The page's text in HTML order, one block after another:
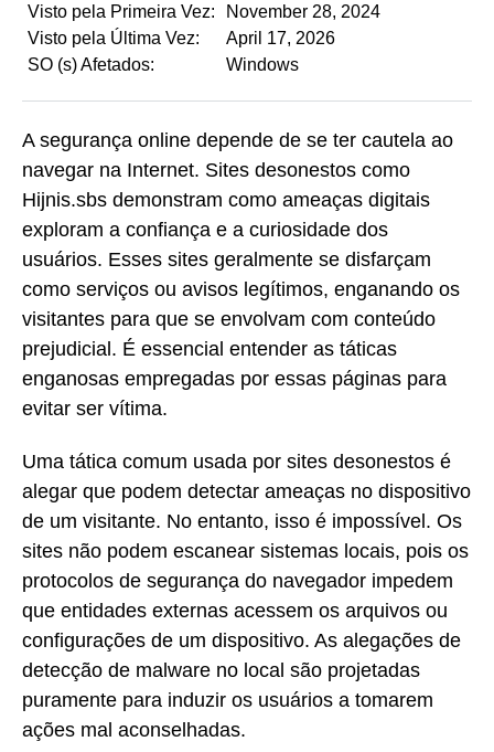
Visto pela Primeira Vez:
November 28, 2024
Visto pela Última Vez:
April 17, 2026
SO (s) Afetados:
Windows
A segurança online depende de se ter cautela ao
navegar na Internet. Sites desonestos como
Hijnis.sbs demonstram como ameaças digitais
exploram a confiança e a curiosidade dos
usuários. Esses sites geralmente se disfarçam
como serviços ou avisos legítimos, enganando os
visitantes para que se envolvam com conteúdo
prejudicial. É essencial entender as táticas
enganosas empregadas por essas páginas para
evitar ser vítima.
Uma tática comum usada por sites desonestos é
alegar que podem detectar ameaças no dispositivo
de um visitante. No entanto, isso é impossível. Os
sites não podem escanear sistemas locais, pois os
protocolos de segurança do navegador impedem
que entidades externas acessem os arquivos ou
configurações de um dispositivo. As alegações de
detecção de malware no local são projetadas
puramente para induzir os usuários a tomarem
ações mal aconselhadas.